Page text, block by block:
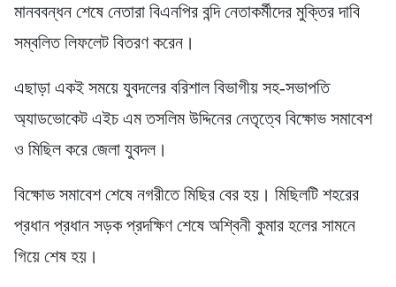
মানববন্ধন শেষে নেতারা বিএনপির বন্দি নেতাকর্মীদের মুক্তির দাবি
সম্বলিত লিফলেট বিতরণ করেন।
এছাড়া একই সময়ে যুবদলের বরিশাল বিভাগীয় সহ-সভাপতি
অ্যাডভোকেট এইচ এম তসলিম উদ্দিনের নেতৃত্বে বিক্ষোভ সমাবেশ
ও মিছিল করে জেলা যুবদল।
বিক্ষোভ সমাবেশ শেষে নগরীতে মিছির বের হয়। মিছিলটি শহরের
প্রধান প্রধান সড়ক প্রদক্ষিণ শেষে অশ্বিনী কুমার হলের সামনে
গিয়ে শেষ হয়।